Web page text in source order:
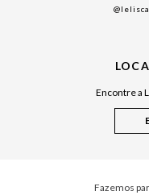
Cuidados CasaEncontre a
Fazemos